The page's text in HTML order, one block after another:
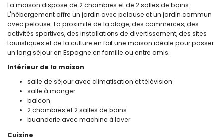
La maison dispose de 2 chambres et de 2 salles de bains.
L'hébergement offre un jardin avec pelouse et un jardin commun
avec pelouse. La proximité de la plage, des commerces, des
activités sportives, des installations de divertissement, des sites
touristiques et de la culture en fait une maison idéale pour passer
un long séjour en Espagne en famille ou entre amis.
Intérieur de la maison
salle de séjour avec climatisation et télévision
salle à manger
balcon
2 chambres et 2 salles de bains
buanderie avec machine à laver
Cuisine